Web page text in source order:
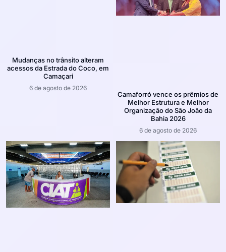
Mudanças no trânsito alteram
acessos da Estrada do Coco, em
Camaçari
6 de agosto de 2026
Camaforró vence os prêmios de
Melhor Estrutura e Melhor
Organização do São João da
Bahia 2026
6 de agosto de 2026